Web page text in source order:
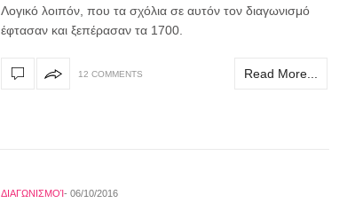
Λογικό λοιπόν, που τα σχόλια σε αυτόν τον διαγωνισμό
έφτασαν και ξεπέρασαν τα 1700.
12 COMMENTS Read More...
ΔΙΑΓΩΝΙΣΜΟΊ 06/10/2016